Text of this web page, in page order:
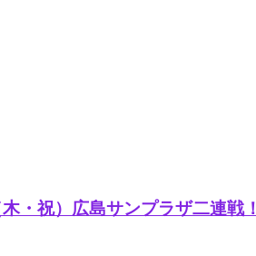
・祝）広島サンプラザ二連戦！